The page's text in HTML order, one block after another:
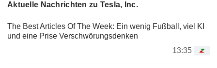
Aktuelle Nachrichten zu Tesla, Inc.
The Best Articles Of The Week: Ein wenig Fußball, viel KI
und eine Prise Verschwörungsdenken
13:35